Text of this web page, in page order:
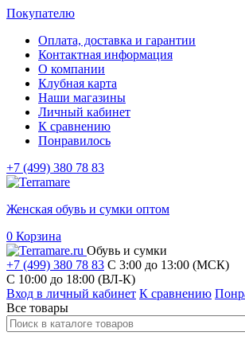
Покупателю
Оплата, доставка и гарантии
Контактная информация
О компании
Клубная карта
Наши магазины
Личный кабинет
К сравнению
Понравилось
+7 (499) 380 78 83
Женская обувь и сумки оптом
0 Корзина
Обувь и сумки
+7 (499) 380 78 83 С 3:00 до 13:00 (МСК)
C 10:00 до 18:00 (ВЛ-К)
Вход в личный кабинет К сравнению
Все товары